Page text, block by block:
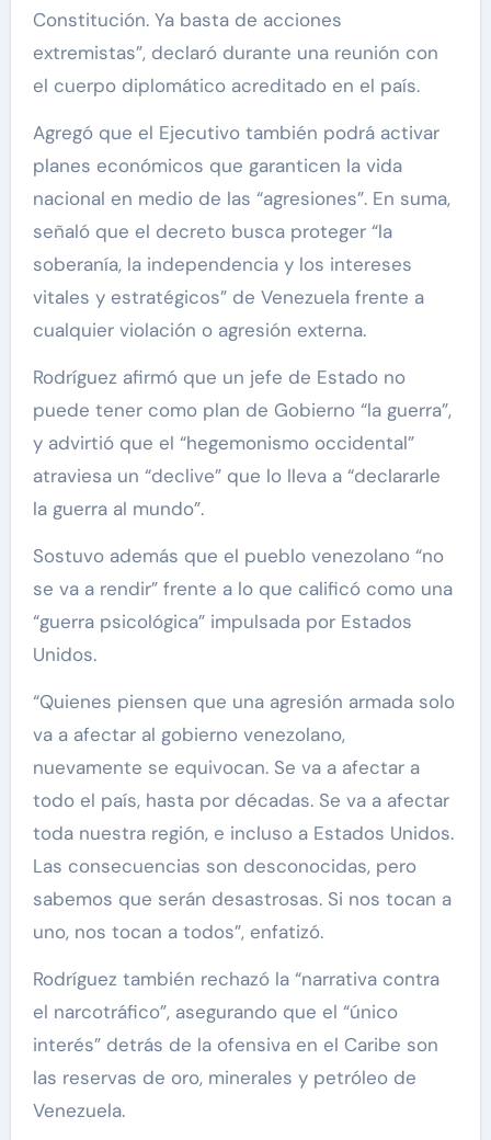
Constitución. Ya basta de acciones
extremistas”, declaró durante una reunión con
el cuerpo diplomático acreditado en el país.
Agregó que el Ejecutivo también podrá activar
planes económicos que garanticen la vida
nacional en medio de las “agresiones”. En suma,
señaló que el decreto busca proteger “la
soberanía, la independencia y los intereses
vitales y estratégicos” de Venezuela frente a
cualquier violación o agresión externa.
Rodríguez afirmó que un jefe de Estado no
puede tener como plan de Gobierno “la guerra”,
y advirtió que el “hegemonismo occidental”
atraviesa un “declive” que lo lleva a “declararle
la guerra al mundo”.
Sostuvo además que el pueblo venezolano “no
se va a rendir” frente a lo que calificó como una
“guerra psicológica” impulsada por Estados
Unidos.
“Quienes piensen que una agresión armada solo
va a afectar al gobierno venezolano,
nuevamente se equivocan. Se va a afectar a
todo el país, hasta por décadas. Se va a afectar
toda nuestra región, e incluso a Estados Unidos.
Las consecuencias son desconocidas, pero
sabemos que serán desastrosas. Si nos tocan a
uno, nos tocan a todos”, enfatizó.
Rodríguez también rechazó la “narrativa contra
el narcotráfico”, asegurando que el “único
interés” detrás de la ofensiva en el Caribe son
las reservas de oro, minerales y petróleo de
Venezuela.